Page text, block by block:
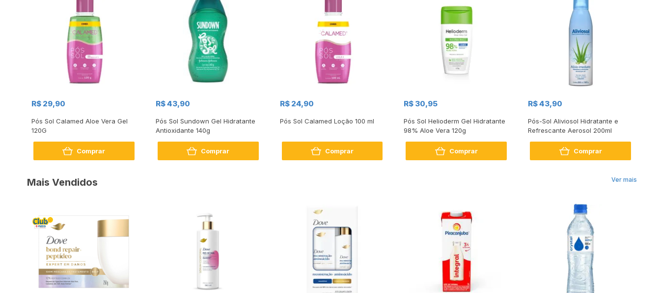
R$ 29,90
Pós Sol Calamed Aloe Vera Gel
120G
Comprar
R$ 43,90
Pós Sol Sundown Gel Hidratante
Antioxidante 140g
Comprar
R$ 24,90
Pós Sol Calamed Loção 100 ml
Comprar
R$ 30,95
Pós Sol Helioderm Gel Hidratante
98% Aloe Vera 120g
Comprar
R$ 43,90
Pós-Sol Aliviosol Hidratante e
Refrescante Aerosol 200ml
Comprar
Ver mais
Mais Vendidos